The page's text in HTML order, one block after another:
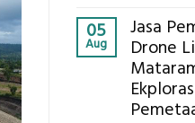
05
Aug
Jasa
Drone